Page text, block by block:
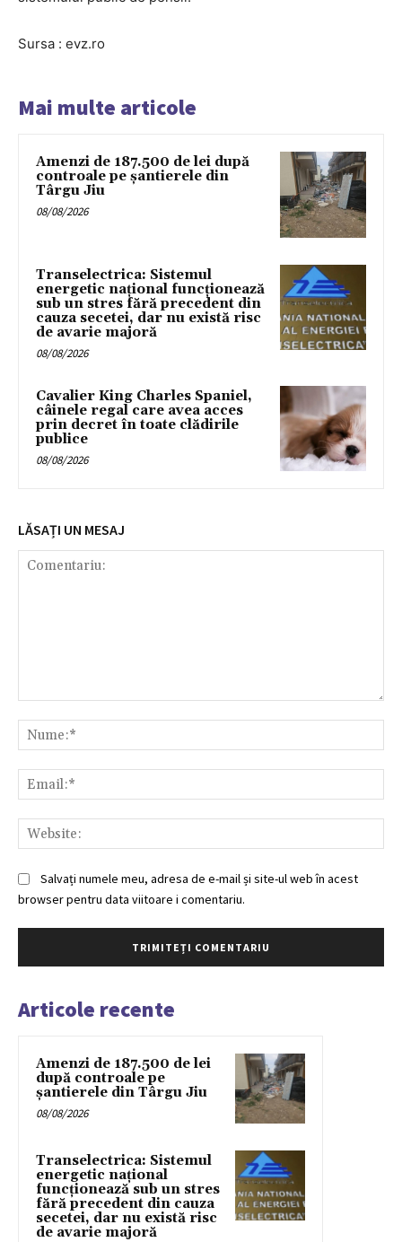
Sursa : evz.ro
Mai multe articole
Amenzi de 187.500 de lei după
controale pe șantierele din
Târgu Jiu
08/08/2026
Transelectrica: Sistemul
energetic național funcționează
sub un stres fără precedent din
cauza secetei, dar nu există risc
de avarie majoră
08/08/2026
Cavalier King Charles Spaniel,
câinele regal care avea acces
prin decret în toate clădirile
publice
08/08/2026
LĂSAȚI UN MESAJ
Salvați numele meu, adresa de e-mail și site-ul web în acest
browser pentru data viitoare i comentariu.
Articole recente
Amenzi de 187.500 de lei
după controale pe
șantierele din Târgu Jiu
08/08/2026
Transelectrica: Sistemul
energetic național
funcționează sub un stres
fără precedent din cauza
secetei, dar nu există risc
de avarie majoră